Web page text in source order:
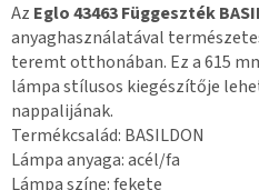
Az Eglo 43463 Függeszték
anyaghasználatával
teremt otthonában. Ez a 615
lámpa stílusos kiegészítője
nappalijának.
Termékcsalád: BASILDON
Lámpa anyaga: acél/fa
Lámpa színe: fekete